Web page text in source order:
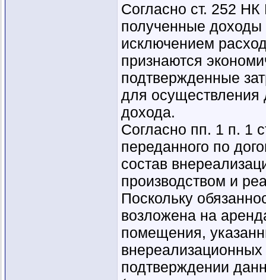
Согласно ст. 252
полученные доходы
исключением
признаются
подтвержденные
для осуществления
дохода.
Согласно пп. 1 п. 1
переданного по
состав
производством и
Поскольку
возложена на
помещения,
подтверждении